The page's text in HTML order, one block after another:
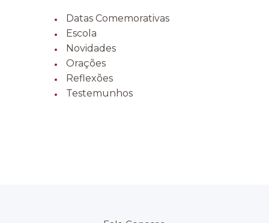
Datas Comemorativas
Escola
Novidades
Orações
Reflexões
Testemunhos